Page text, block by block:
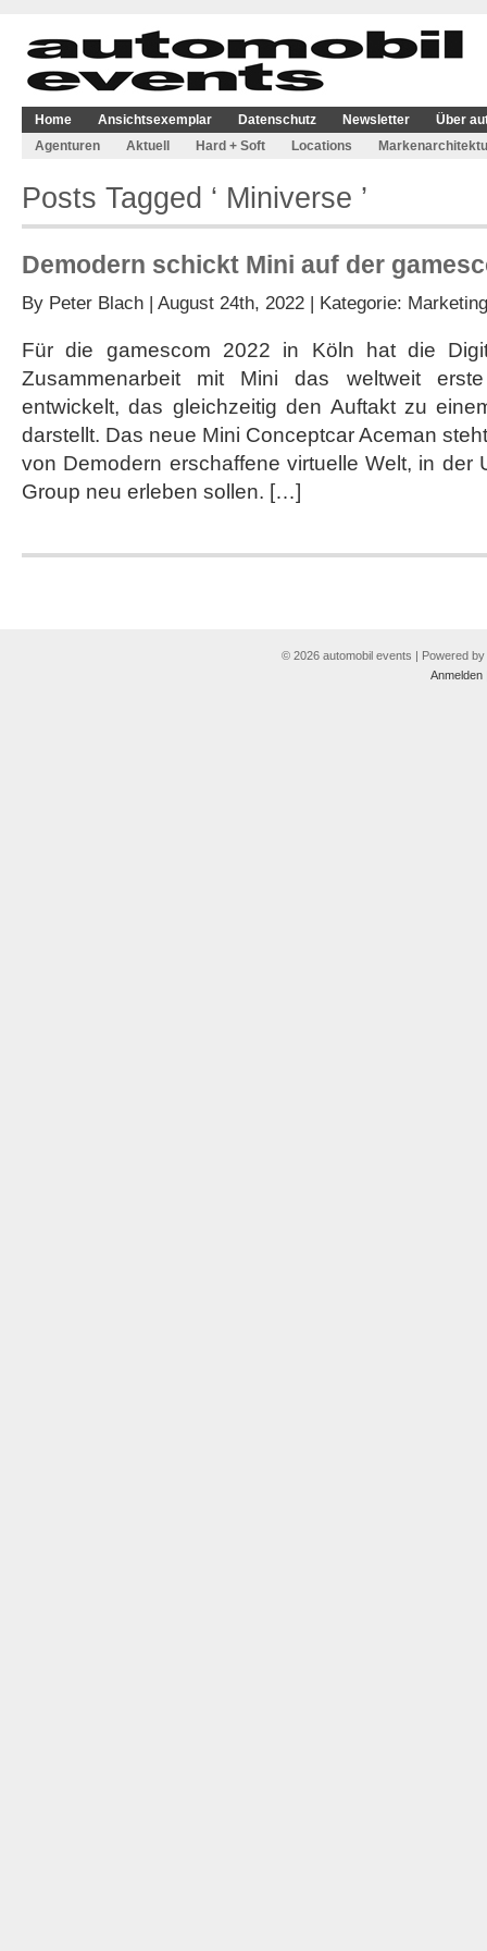
Home Ansichtsexemplar Datenschutz Newsletter
Über
Agenturen
Aktuell Hard + Soft Locations
Posts Tagged ‘ Miniverse ’
Demodern schickt Mini auf der
By Peter Blach | August 24th, 2022 | Kategorie: Marketing
Für die gamescom 2022 in Köln hat die
Zusammenarbeit mit Mini das weltweit
entwickelt, das gleichzeitig den Auftakt zu
darstellt. Das neue Mini Conceptcar Aceman
von Demodern erschaffene virtuelle Welt, in der
Group neu erleben sollen. […]
© 2026 automobil events | Powered by
Anmelden|